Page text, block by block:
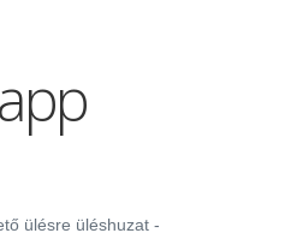
ülésre üléshuzat -